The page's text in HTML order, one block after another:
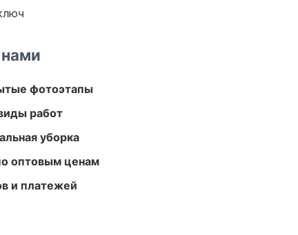
фотоэтапы
работ
уборка
оптовым ценам
и платежей